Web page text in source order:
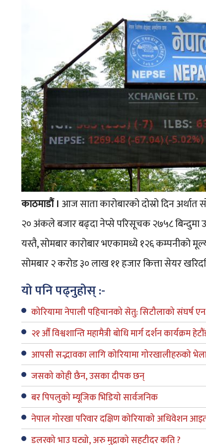
काठमाडौं । आज साता कारोबारको दोस्रो दिन
२० अंकले बजार बढ्दा नेप्से परिसूचक २७५८ बिन्दुमा
यस्तै, सोमबार कारोबार भएकामध्ये १२६ कम्पनीको
सोमबार २ करोड ३० लाख ११ हजार कित्ता सेयर
यो पनि पढ्नुहोस् :-
कोरियामा नेपाली पहिचानको सेतु: सिटौलाको संघर्ष
२१ औँ विश्वशान्ति महामैत्री बोधि मार्ग दर्शन कार्यक्रम
आपसी सद्भावका लागि कोरियामा गोरखालीहरुको
जसको कोही छैन, उसका दीपक छन्
बर पिपलुको म्यूजिक भिडियो सार्वजनिक
नेपाल गोरखा परिवार दक्षिण कोरियाको अधिवेशन
डलरको भाउ घट्यो, अरु मुद्राको सहटीदर कति ?